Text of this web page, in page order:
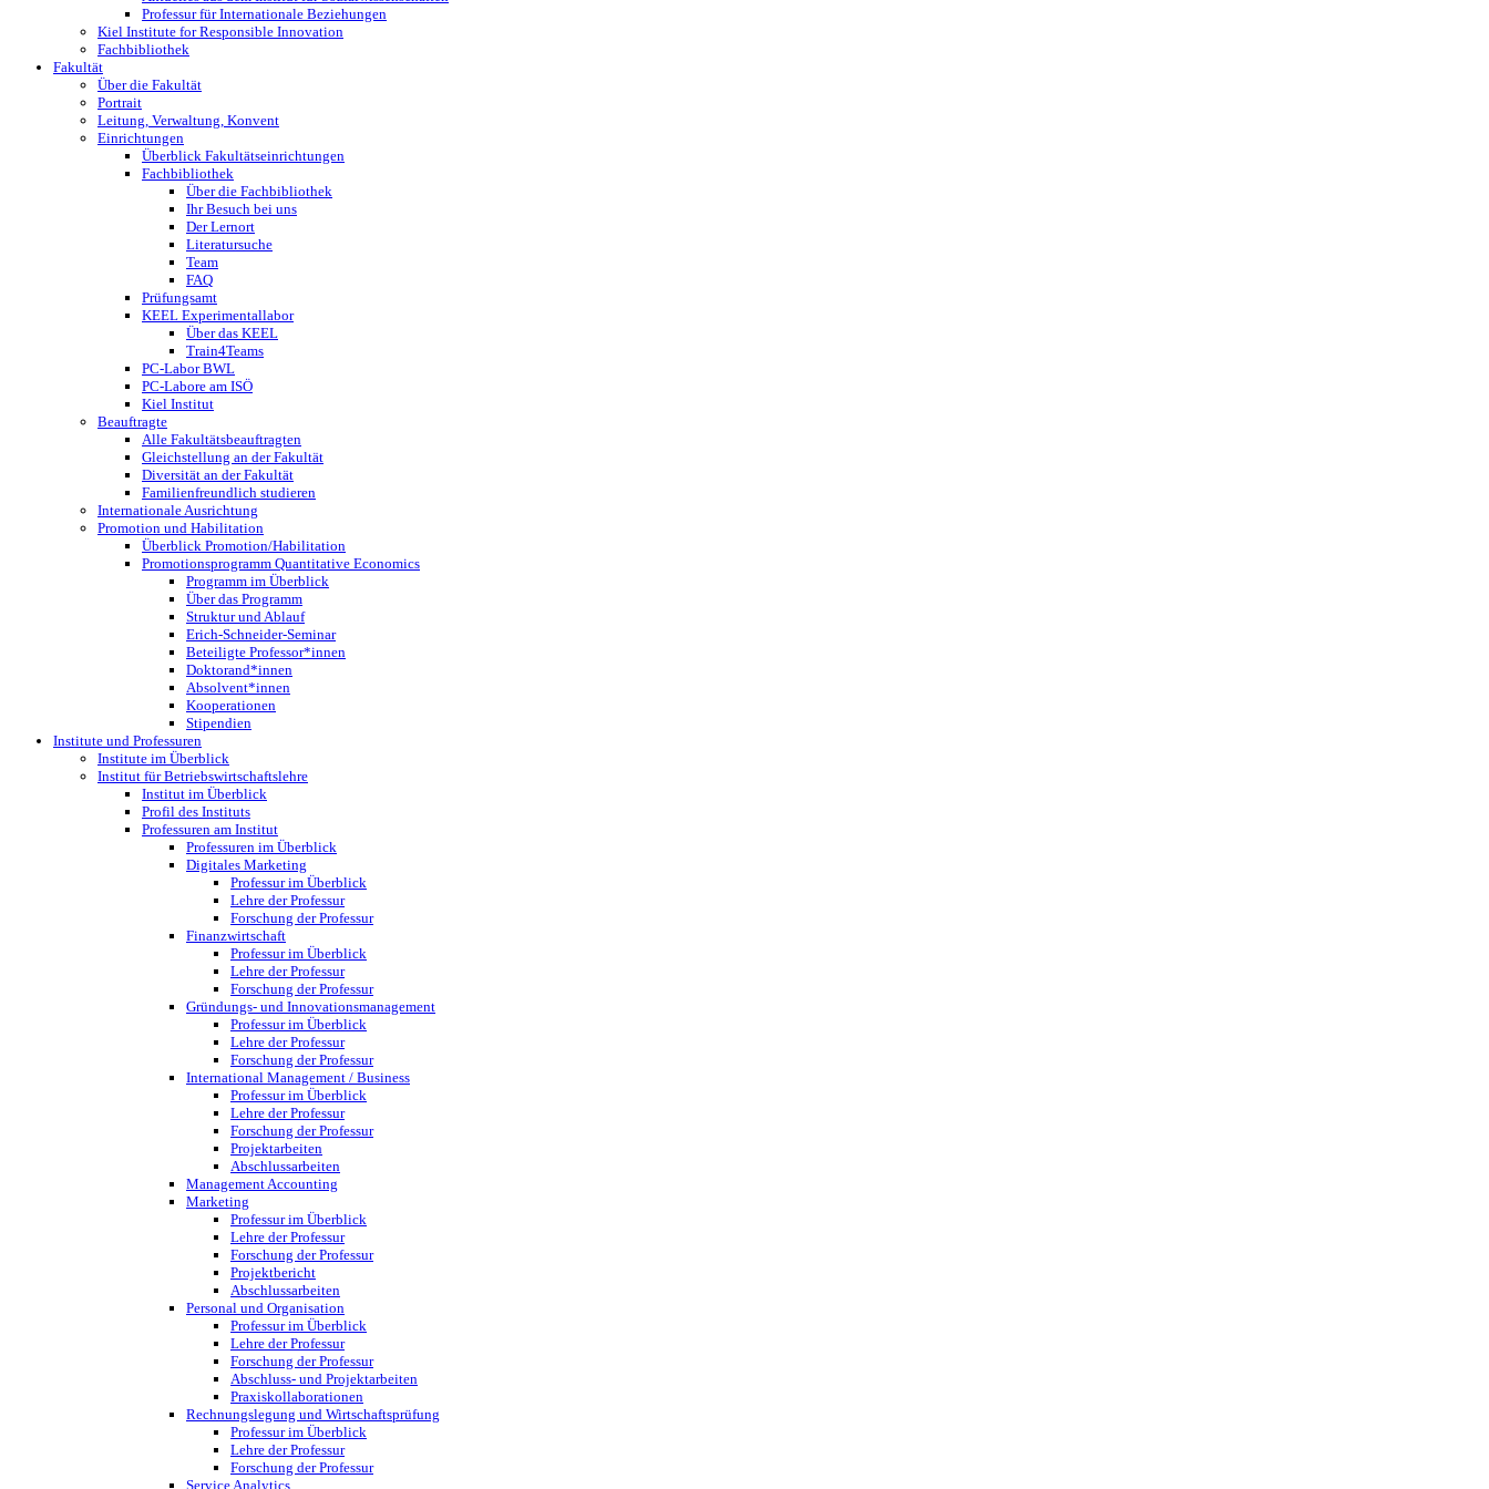
Professur für Internationale ­Beziehungen
Kiel Institute for Responsible Innovation
Fachbibliothek
Fakultät
Über die Fakultät
Portrait
Leitung, Verwaltung, Konvent
Einrichtungen
Überblick Fakultätseinrichtungen
Fachbibliothek
Über die Fachbibliothek
Ihr Besuch bei uns
Der Lernort
Literatursuche
Team
FAQ
Prüfungsamt
KEEL Experimentallabor
Über das KEEL
Train4Teams
PC-Labor BWL
PC-Labore am ISÖ
Kiel Institut
Beauftragte
Alle Fakultätsbeauftragten
Gleichstellung an der Fakultät
Diversität an der Fakultät
Familienfreundlich studieren
Internationale Ausrichtung
Promotion und Habilitation
Überblick Promotion/Habilitation
Promotionsprogramm Quantitative Economics
Programm im Überblick
Über das Programm
Struktur und Ablauf
Erich-Schneider-Seminar
Beteiligte Professor*innen
Doktorand*innen
Absolvent*innen
Kooperationen
Stipendien
Institute und Professuren
Institute im Überblick
Institut für Betriebswirtschaftslehre
Institut im Überblick
Profil des Instituts
Professuren am Institut
Professuren im Überblick
Digitales Marketing
Professur im Überblick
Lehre der Professur
Forschung der Professur
Finanzwirtschaft
Professur im Überblick
Lehre der Professur
Forschung der Professur
Gründungs- und Innovationsmanagement
Professur im Überblick
Lehre der Professur
Forschung der Professur
International Management / Business
Professur im Überblick
Lehre der Professur
Forschung der Professur
Projektarbeiten
Abschlussarbeiten
Management Accounting
Marketing
Professur im Überblick
Lehre der Professur
Forschung der Professur
Projektbericht
Abschlussarbeiten
Personal und Organisation
Professur im Überblick
Lehre der Professur
Forschung der Professur
Abschluss- und Projektarbeiten
Praxiskollaborationen
Rechnungslegung und Wirtschaftsprüfung
Professur im Überblick
Lehre der Professur
Forschung der Professur
Service Analytics